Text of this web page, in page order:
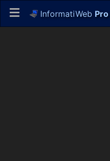
InformatiWeb Pro